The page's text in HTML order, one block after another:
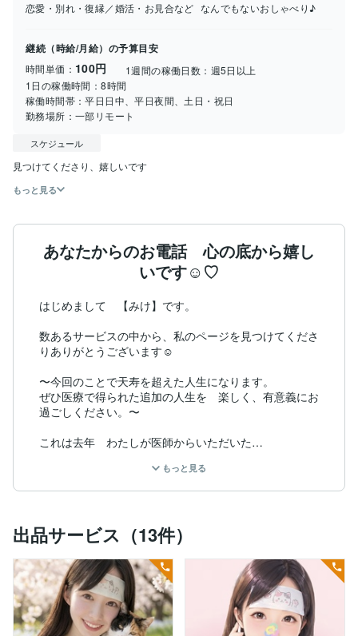
恋愛・別れ・復縁／婚活・お見合など なんでもないおしゃべり♪
継続（時給/月給）の予算目安
時間単価： 100円 1週間の稼働日数： 週5日以上
1日の稼働時間：8時間
稼働時間帯：平日日中、平日夜間、土日・祝日
勤務場所： 一部リモート
スケジュール
見つけてくださり、嬉しいです
もっと見る
あなたからのお電話 心の底から嬉し
いです☺︎♡
はじめまして　【みけ】です。
数あるサービスの中から、私のページを見つけてくださ
りありがとうございます☺︎
〜今回のことで天寿を超えた人生になります。
ぜひ医療で得られた追加の人生を　楽しく、有意義にお
過ごしください。〜
これは去年　わたしが医師からいただいた
わたしは去年　がんが見つかり手術による切除を経験し
その出来事がきっかけで、ふと小さな頃いろんなものに
なってみたいと思っていた気持ちも思い出しました。
そんな中でもずっと憧れていたのが“猫”！
その気持ちをちょっと形にして
ココナラでは「猫の耳の電話」というお話を聞くサービ
もっと見る
出品サービス（13件）